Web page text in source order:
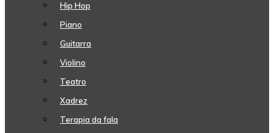
Hip Hop
Piano
Guitarra
Violino
Teatro
Xadrez
Terapia da fala